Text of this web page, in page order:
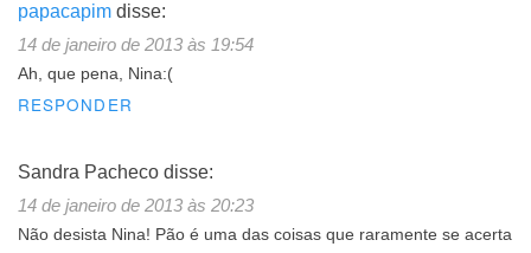
papacapim disse:
14 de janeiro de 2013 às 19:54
Ah, que pena, Nina:(
RESPONDER
Sandra Pacheco disse:
14 de janeiro de 2013 às 20:23
Não desista Nina! Pão é uma das coisas que raramente se acerta